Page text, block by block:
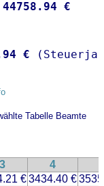
44758.94 €
€
Tabelle Beamte
3 4
€3434.40 €